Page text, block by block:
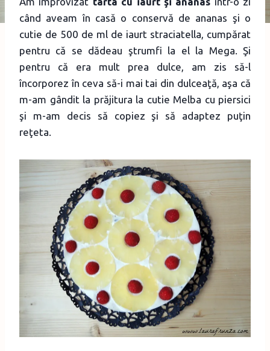
când aveam în casă o conservă de ananas şi o
cutie de 500 de ml de iaurt straciatella, cumpărat
pentru că se dădeau ştrumfi la el la Mega. Şi
pentru că era mult prea dulce, am zis să-l
încorporez în ceva să-i mai tai din dulceaţă, aşa că
m-am gândit la prăjitura la cutie Melba cu piersici
şi m-am decis să copiez şi să adaptez puţin
reţeta.